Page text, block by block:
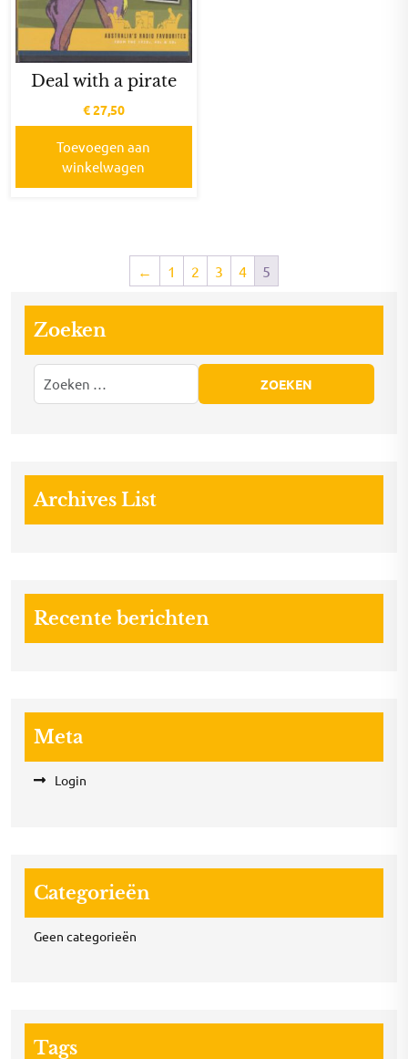
Deal with a pirate
€27,50
Toevoegen aan
winkelwagen
← 1 2 3 4 5
Zoeken
Archives List
Recente berichten
Meta
Login
Categorieën
Geen categorieën
Tags